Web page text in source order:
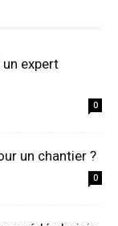
expert
0
un chantier ?
0